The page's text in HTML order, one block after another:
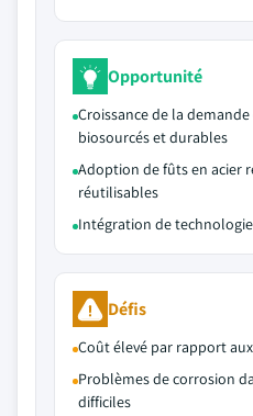
Opportunité
Croissance de la
biosourcés et durables
Adoption de fûts en acier
réutilisables
Intégration de
Défis
Coût élevé par rapport
Problèmes de corrosion
difficiles